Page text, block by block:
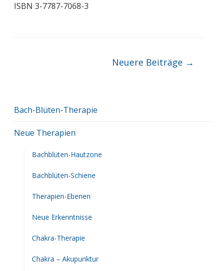
Bach-Blüten-Therapie
Neue Therapien
Bachblüten-Hautzone
Bachblüten-Schiene
Therapien-Ebenen
Neue Erkenntnisse
Chakra-Therapie
Chakra – Akupunktur
ISBN 3-7787-7068-3
BeitragsnavigationNeuere Beiträge →